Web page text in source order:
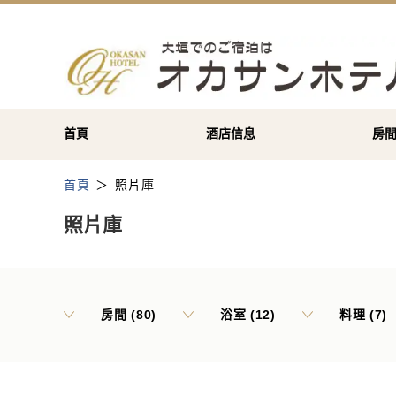
首頁 酒店信息 房
首頁 照片庫
照片庫
房間 (80) 浴室 (12) 料理 (7)